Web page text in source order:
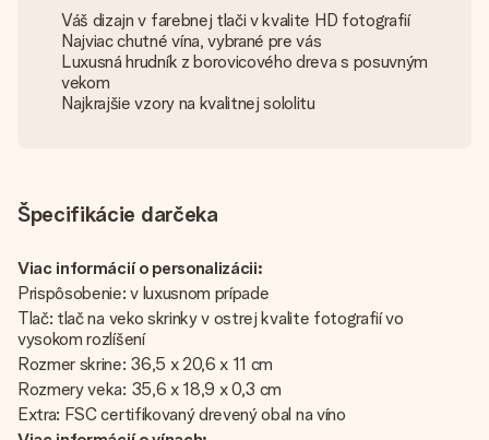
Váš dizajn v farebnej tlači v kvalite HD fotografií
Najviac chutné vína, vybrané pre vás
Luxusná hrudník z borovicového dreva s posuvným
vekom
Najkrajšie vzory na kvalitnej sololitu
Špecifikácie darčeka
Viac informácií o personalizácii:
Prispôsobenie: v luxusnom prípade
Tlač: tlač na veko skrinky v ostrej kvalite fotografií vo
vysokom rozlíšení
Rozmer skrine: 36,5 x 20,6 x 11 cm
Rozmery veka: 35,6 x 18,9 x 0,3 cm
Extra: FSC certifikovaný drevený obal na víno